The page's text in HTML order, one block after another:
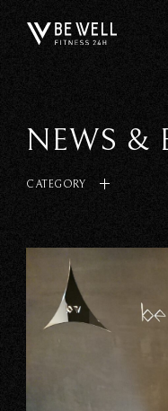
NEWS &
CATEGORY